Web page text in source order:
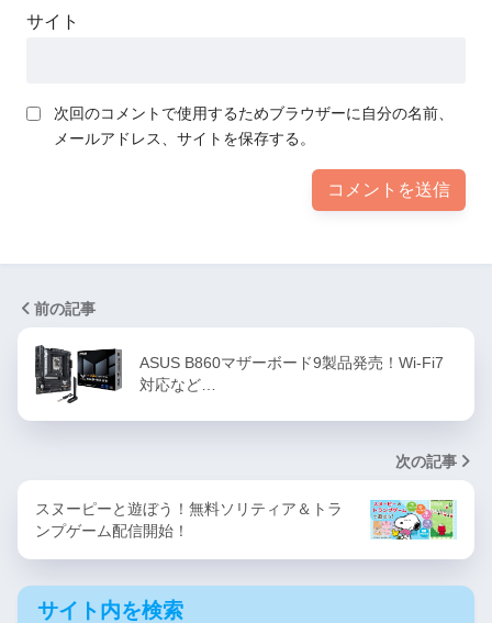
サイト
次回のコメントで使用するためブラウザーに自分の名前、
メールアドレス、サイトを保存する。
前の記事
ASUS B860マザーボード9製品発売！Wi-Fi7
対応など…
次の記事
スヌーピーと遊ぼう！無料ソリティア＆トラ
ンプゲーム配信開始！
サイト内を検索